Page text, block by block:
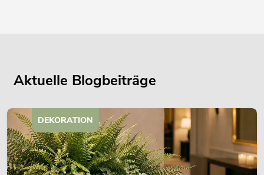
Aktuelle Blogbeiträge
DEKORATION